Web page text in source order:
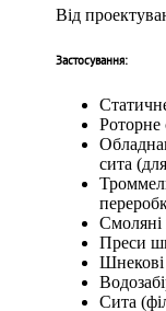
Від
Застосування:
Роторне
сита
Смоляні
Преси
Шнекові
Сита